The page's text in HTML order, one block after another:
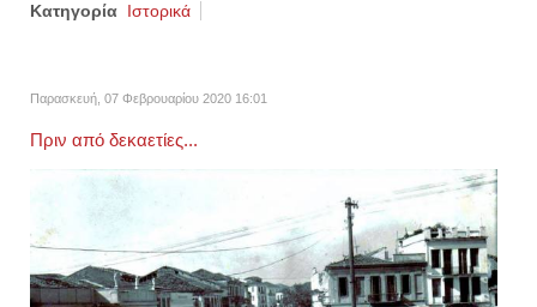
Κατηγορία Ιστορικά
Παρασκευή, 07 Φεβρουαρίου 2020 16:01
Πριν από δεκαετίες...